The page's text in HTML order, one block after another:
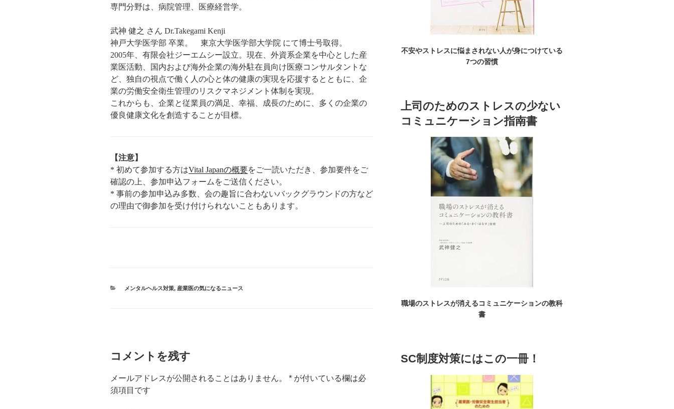
専門分野は、病院管理、医療経営学。
武神 健之 さん Dr.Takegami Kenji
神戸大学医学部 卒業。 東京大学医学部大学院 にて博士号取得。
2005年、有限会社ジーエムシー設立。現在、外資系企業を中心とした産
業医活動、国内および海外企業の海外駐在員向け医療コンサルタントな
ど、独自の視点で働く人の心と体の健康の実現を応援するとともに、企
業の労働安全衛生管理のリスクマネジメント体制を実現。
これからも、企業と従業員の満足、幸福、成長のために、多くの企業の
優良健康文化を創造することが目標。
【注意】
* 初めて参加する方はVital Japanの概要をご一読いただき、参加要件をご
確認の上、参加申込フォームをご送信ください。
* 事前の参加申込み多数、会の趣旨に合わないバックグラウンドの方など
の理由で御参加を受け付けられないこともあります。
カ
メンタルヘルス対策, 産業医の気になるニュース
コメントを残す
メールアドレスが公開されることはありません。 * が付いている欄は必
須項目です
不安やストレスに悩まされない人が身につけている
7つの習慣
上司のためのストレスの少ない
コミュニケーション指南書
職場のストレスが消えるコミュニケーションの教科
書
SC制度対策にはこの一冊！